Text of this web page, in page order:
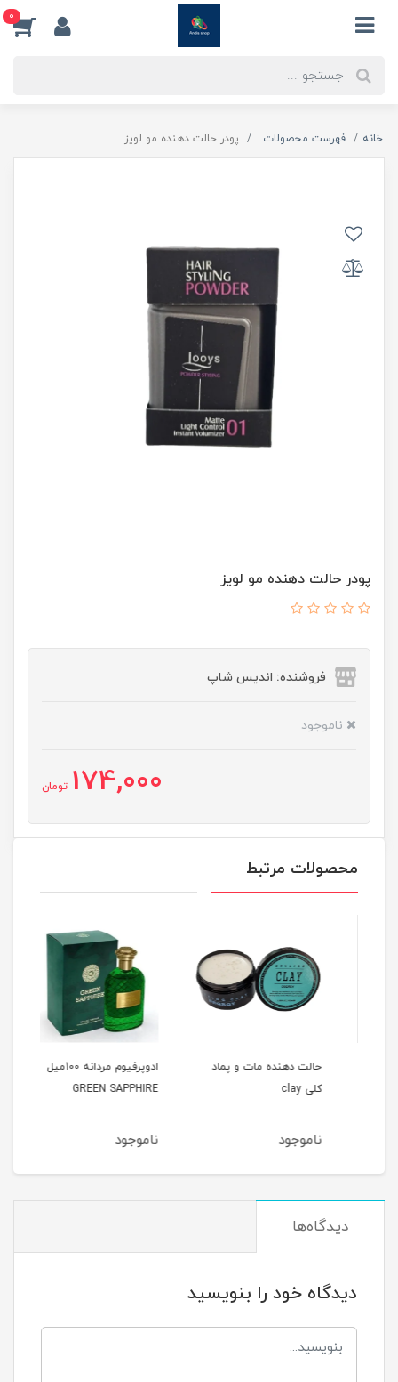
0
خانه فهرست محصولات پودر حالت دهنده مو لویز
پودر حالت دهنده مو لویز
فروشنده: اندیس شاپ
ناموجود
174,000 تومان
محصولات مرتبط
حالت دهنده مات و پماد
ناموجود
ادوپرفیوم مردانه 100میل
GREEN SAPPHIRE
ناموجود
دیدگاه‌ها
دیدگاه خود را بنویسید